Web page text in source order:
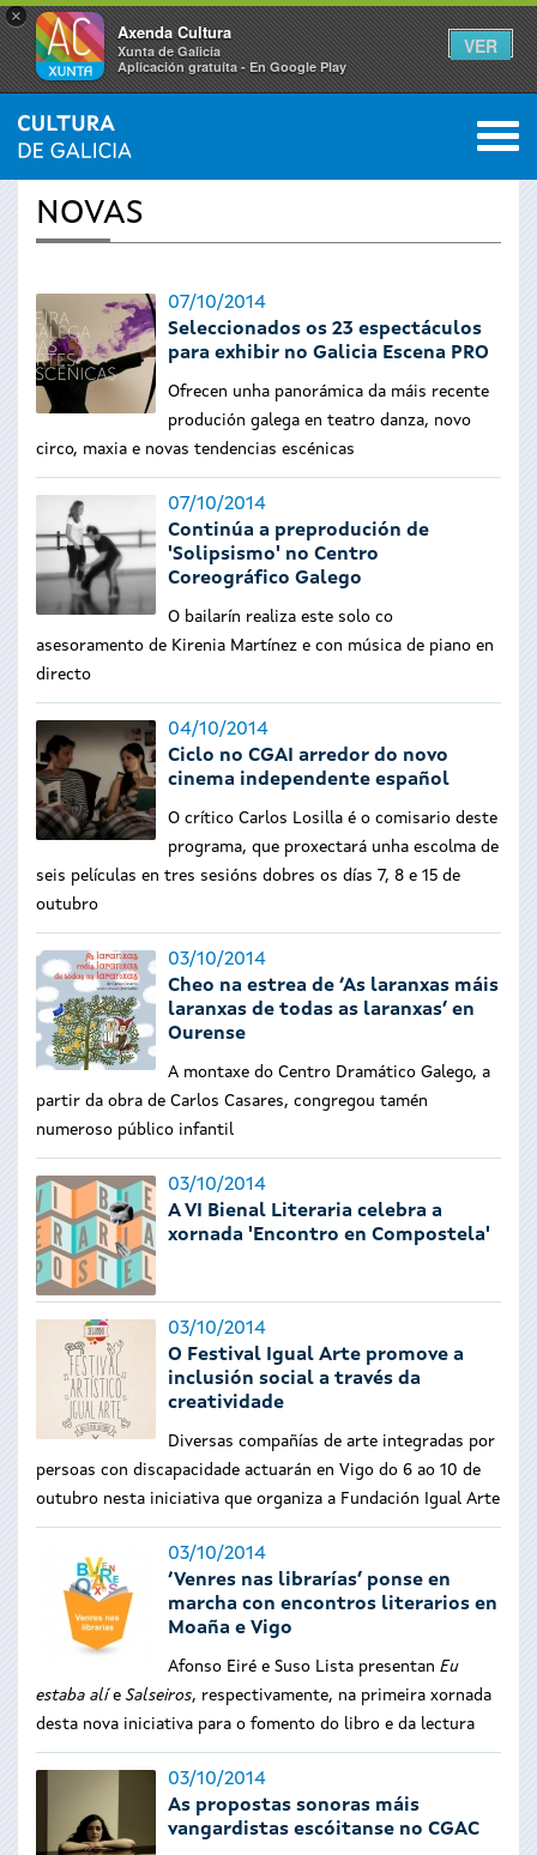
×
Axenda Cultura
Xunta de Galicia
Aplicación gratuíta - En Google Play
VER
Vostede
está
aquí
INICIO › ACTUALIDADE 0
NOVAS
07/10/2014
Seleccionados os 23 espectáculos
para exhibir no Galicia Escena PRO
Ofrecen unha panorámica da máis recente
produción galega en teatro danza, novo
circo, maxia e novas tendencias escénicas
07/10/2014
Continúa a preprodución de
'Solipsismo' no Centro
Coreográfico Galego
O bailarín realiza este solo co
asesoramento de Kirenia Martínez e con música de piano en
directo
04/10/2014
Ciclo no CGAI arredor do novo
cinema independente español
O crítico Carlos Losilla é o comisario deste
programa, que proxectará unha escolma de
seis películas en tres sesións dobres os días 7, 8 e 15 de
outubro
03/10/2014
Cheo na estrea de ‘As laranxas máis
laranxas de todas as laranxas’ en
Ourense
A montaxe do Centro Dramático Galego, a
partir da obra de Carlos Casares, congregou tamén
numeroso público infantil
03/10/2014
A VI Bienal Literaria celebra a
xornada 'Encontro en Compostela'
03/10/2014
O Festival Igual Arte promove a
inclusión social a través da
creatividade
Diversas compañías de arte integradas por
persoas con discapacidade actuarán en Vigo do 6 ao 10 de
outubro nesta iniciativa que organiza a Fundación Igual Arte
03/10/2014
‘Venres nas librarías’ ponse en
marcha con encontros literarios en
Moaña e Vigo
Afonso Eiré e Suso Lista presentan Eu
estaba alíe Salseiros, respectivamente, na primeira xornada
desta nova iniciativa para o fomento do libro e da lectura
03/10/2014
As propostas sonoras máis
vangardistas escóitanse no CGAC